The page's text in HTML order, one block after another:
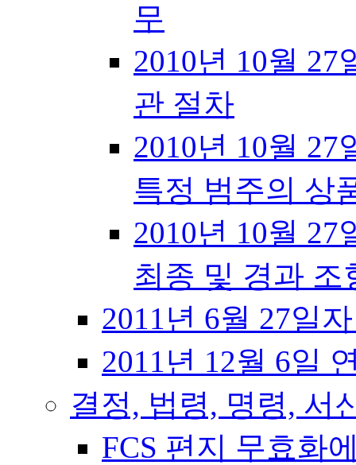
무
2010년 10월
관 절차
2010년 10월
특정 범주의 상
2010년 10월
최종 및 경과 조
2011년 6월 27일
2011년 12월 6일
결정, 법령, 명령, 서
FCS 편지 무효화